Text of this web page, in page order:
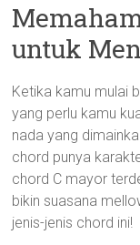
untuk
Ketika kamu mulai
yang perlu kamu
nada yang
chord punya
chord C mayor
bikin suasana
jenis-jenis chord ini!